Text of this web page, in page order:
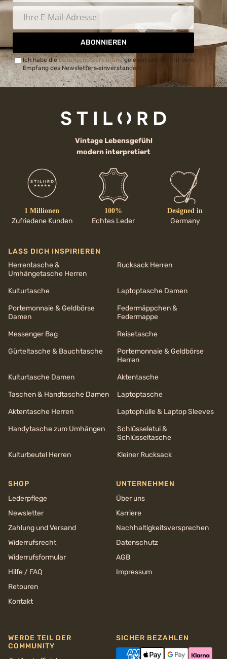
ABONNIEREN
Ich habe dieDatenschutzerklärunggelesen und bin mit dem
Empfang des Newsletters einverstanden.
Vintage Lebensgefühl
modern interpretiert
1 Millionen
Zufriedene Kunden
100%
Echtes Leder
Designed in
Germany
LASS DICH INSPIRIEREN
Herrentasche &
Umhängetasche Herren
Rucksack Herren
Kulturtasche
Laptoptasche Damen
Portemonnaie & Geldbörse
Damen
Federmäppchen &
Federmappe
Messenger Bag
Reisetasche
Gürteltasche & Bauchtasche
Portemonnaie & Geldbörse
Herren
Kulturtasche Damen
Aktentasche
Taschen & Handtasche Damen
Laptoptasche
Aktentasche Herren
Laptophülle & Laptop Sleeves
Handytasche zum Umhängen
Schlüsseletui &
Schlüsseltasche
Kulturbeutel Herren
Kleiner Rucksack
SHOP
Lederpflege
Newsletter
Zahlung und Versand
Widerrufsrecht
Widerrufsformular
Hilfe / FAQ
Retouren
Kontakt
UNTERNEHMEN
Über uns
Karriere
Nachhaltigkeits­versprechen
Datenschutz
AGB
Impressum
WERDE TEIL DER
COMMUNITY
SICHER BEZAHLEN